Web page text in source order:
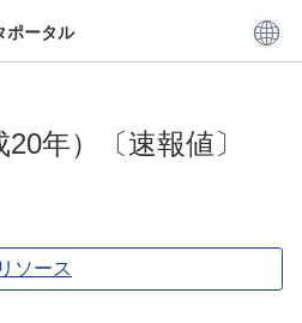
ポータル
年）〔速報値〕
リソース